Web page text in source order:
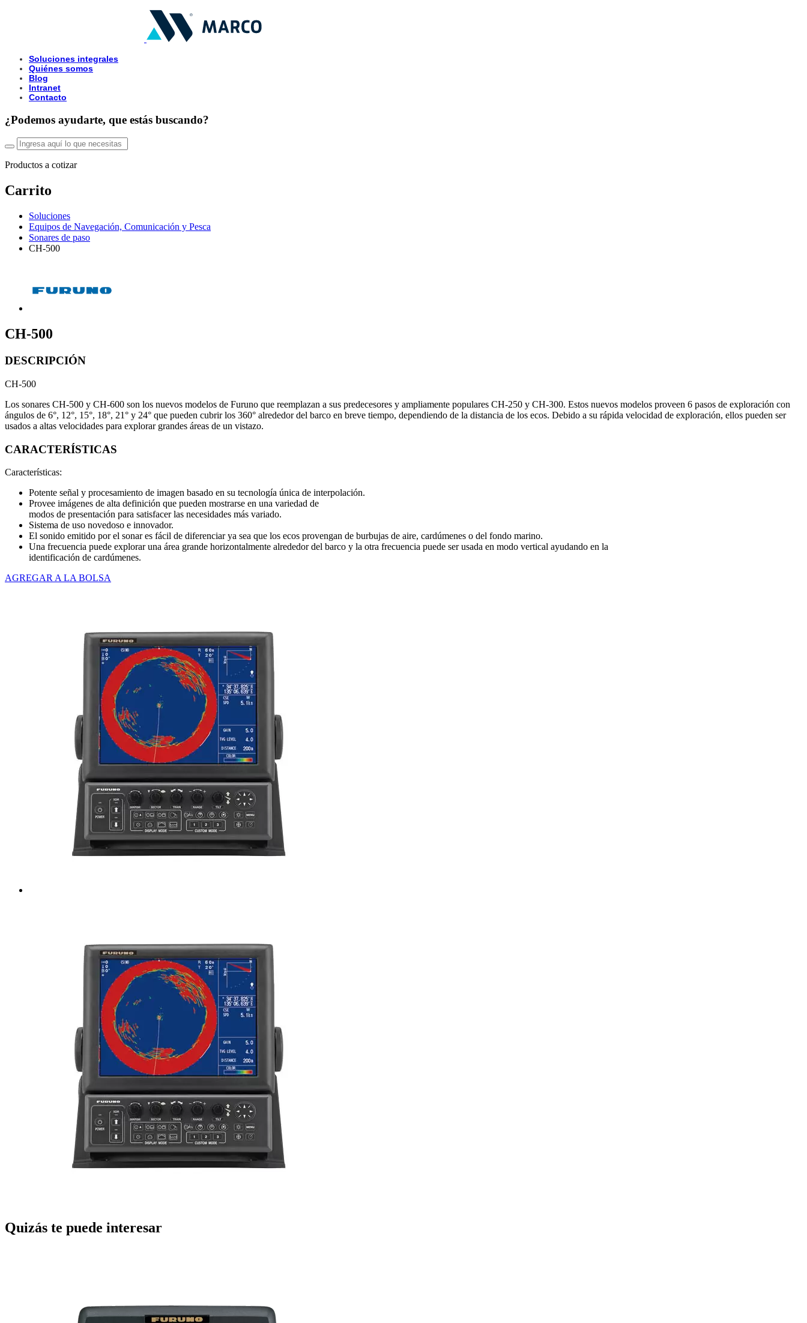
Soluciones integrales
Quiénes somos
Blog
Intranet
Contacto
¿Podemos ayudarte, que estás buscando?
Productos a cotizar
Carrito
Soluciones
Equipos de Navegación, Comunicación y Pesca
Sonares de paso
CH-500
CH-500
DESCRIPCIÓN
CH-500
Los sonares CH-500 y CH-600 son los nuevos modelos de Furuno que reemplazan a sus predecesores y ampliamente populares CH-250 y CH-300. Estos nuevos modelos proveen 6 pasos de exploración con
ángulos de 6°, 12°, 15°, 18°, 21° y 24° que pueden cubrir los 360° alrededor del barco en breve tiempo, dependiendo de la distancia de los ecos. Debido a su rápida velocidad de exploración, ellos pueden ser
usados a altas velocidades para explorar grandes áreas de un vistazo.
CARACTERÍSTICAS
Características:
Potente señal y procesamiento de imagen basado en su tecnología única de interpolación.
Provee imágenes de alta definición que pueden mostrarse en una variedad de
modos de presentación para satisfacer las necesidades más variado.
Sistema de uso novedoso e innovador.
El sonido emitido por el sonar es fácil de diferenciar ya sea que los ecos provengan de burbujas de aire, cardúmenes o del fondo marino.
Una frecuencia puede explorar una área grande horizontalmente alrededor del barco y la otra frecuencia puede ser usada en modo vertical ayudando en la
identificación de cardúmenes.
AGREGAR A LA BOLSA
Quizás te puede interesar